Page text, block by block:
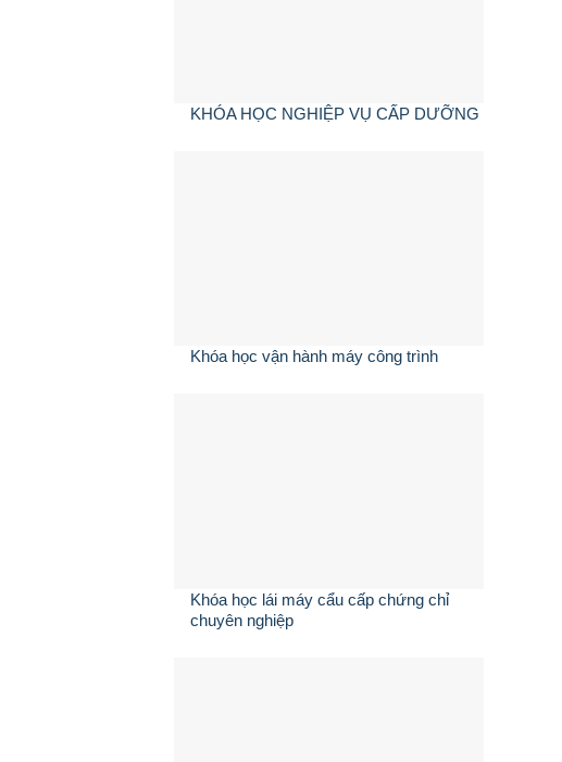
KHÓA HỌC NGHIỆP VỤ CẤP DƯỠNG
Khóa học vận hành máy công trình
Khóa học lái máy cẩu cấp chứng chỉ
chuyên nghiệp